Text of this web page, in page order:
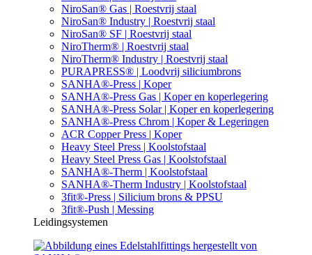
NiroSan® Gas | Roestvrij staal
NiroSan® Industry | Roestvrij staal
NiroSan® SF | Roestvrij staal
NiroTherm® | Roestvrij staal
NiroTherm® Industry | Roestvrij staal
PURAPRESS® | Loodvrij siliciumbrons
SANHA®-Press | Koper
SANHA®-Press Gas | Koper en koperlegering
SANHA®-Press Solar | Koper en koperlegering
SANHA®-Press Chrom | Koper & Legeringen
ACR Copper Press | Koper
Heavy Steel Press | Koolstofstaal
Heavy Steel Press Gas | Koolstofstaal
SANHA®-Therm | Koolstofstaal
SANHA®-Therm Industry | Koolstofstaal
3fit®-Press | Silicium brons & PPSU
3fit®-Push | Messing
Leidingsystemen